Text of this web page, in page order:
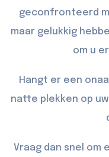
geconfronteerd
maar gelukkig
om u
Hangt er een
natte plekken op
Vraag dan snel om